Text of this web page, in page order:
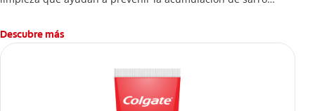
Descubre más